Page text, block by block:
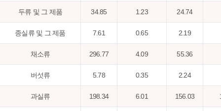
두류 및 그 제품 34.85 1.23 24.74
종실류 및 그 제품 7.61 0.65 2.19
채소류 296.77 4.09 55.36
버섯류 5.78 0.35 2.24
과실류 198.34 6.01 156.03